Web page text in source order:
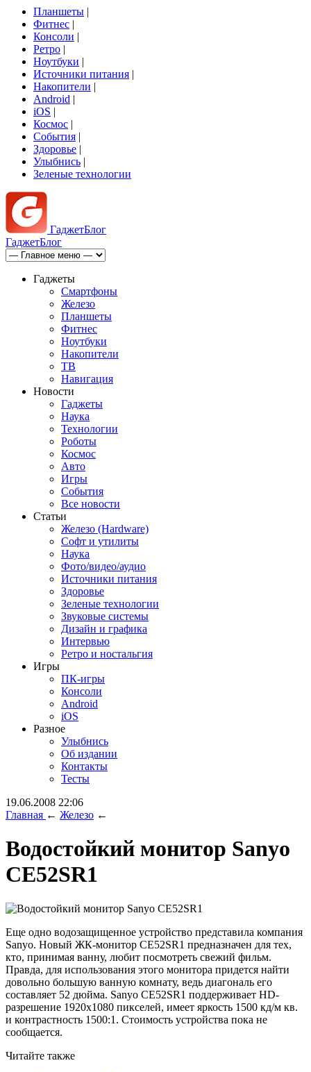
Планшеты |
Фитнес |
Консоли |
Ретро |
Ноутбуки |
Источники питания |
Накопители |
Android |
iOS |
Космос |
События |
Здоровье |
Улыбнись |
Зеленые технологии
ГаджетБлог
ГаджетБлог
Гаджеты
Смартфоны
Железо
Планшеты
Фитнес
Ноутбуки
Накопители
ТВ
Навигация
Новости
Гаджеты
Наука
Технологии
Роботы
Космос
Авто
Игры
События
Все новости
Статьи
Железо (Hardware)
Софт и утилиты
Наука
Фото/видео/аудио
Источники питания
Здоровье
Зеленые технологии
Звуковые системы
Дизайн и графика
Интервью
Ретро и ностальгия
Игры
ПК-игры
Консоли
Android
iOS
Разное
Улыбнись
Об издании
Контакты
Тесты
19.06.2008 22:06
Главная ← Железо ←
Водостойкий монитор Sanyo
CE52SR1
Еще одно водозащищенное устройство представила компания
Sanyo. Новый ЖК-монитор CE52SR1 предназначен для тех,
кто, принимая ванну, любит посмотреть свежий фильм.
Правда, для использования этого монитора придется найти
довольно большую ванную комнату, ведь диагональ его
составляет 52 дюйма. Sanyo CE52SR1 поддерживает HD-
разрешение 1920х1080 пикселей, имеет яркость 1500 кд/м кв.
и контрастность 1500:1. Стоимость устройства пока не
сообщается.
Читайте также